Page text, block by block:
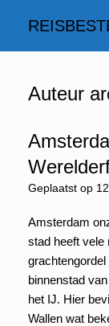
Auteur
Geplaatst op
Amsterdam
stad heeft vele
binnenstad
het IJ. Hier
Wallen wat